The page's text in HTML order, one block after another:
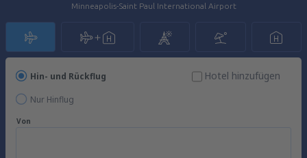
Minneapolis-Saint Paul International Airport
Hin- und Rückflug
Nur Hinflug
Hotel hinzufügen
Von